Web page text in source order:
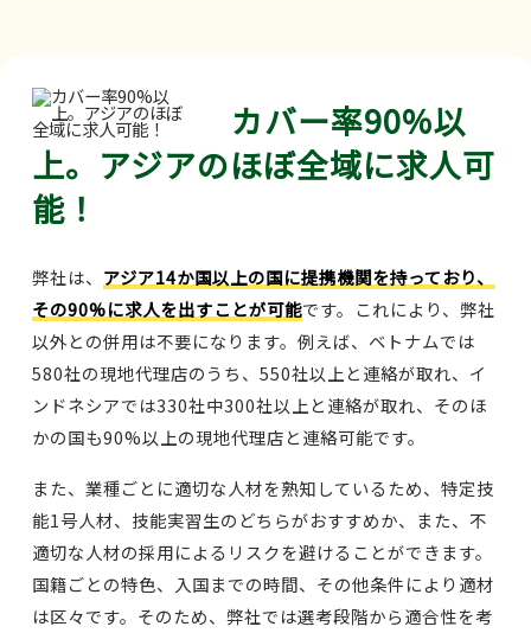
カバー率90%以
上。アジアのほぼ全域に求人可
能！
弊社は、 アジア14か国以上の国に提携機関を持っており、
その90%に求人を出すことが可能です。これにより、弊社
以外との併用は不要になります。例えば、ベトナムでは
580社の現地代理店のうち、550社以上と連絡が取れ、イ
ンドネシアでは330社中300社以上と連絡が取れ、そのほ
かの国も90%以上の現地代理店と連絡可能です。
また、業種ごとに適切な人材を熟知しているため、特定技
能1号人材、技能実習生のどちらがおすすめか、また、不
適切な人材の採用によるリスクを避けることができます。
国籍ごとの特色、入国までの時間、その他条件により適材
は区々です。そのため、弊社では選考段階から適合性を考